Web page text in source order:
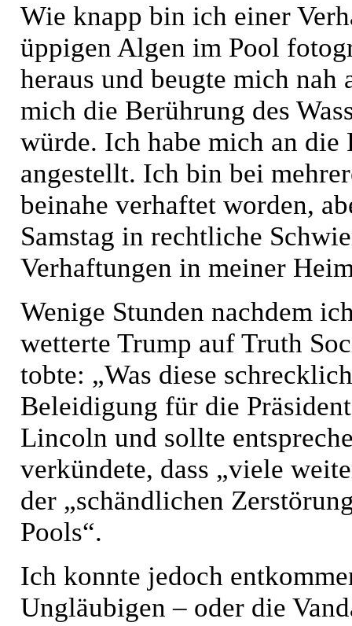
Wie knapp bin ich einer
üppigen Algen im Pool
heraus und beugte mich nah
mich die Berührung des
würde. Ich habe mich an
angestellt. Ich bin bei
beinahe verhaftet worden,
Samstag in rechtliche
Verhaftungen in meiner
Wenige Stunden nachdem
wetterte Trump auf Truth
tobte: „Was diese
Beleidigung für die
Lincoln und sollte
verkündete, dass „viele
der „schändlichen
Pools“.
Ich konnte jedoch
Ungläubigen – oder die